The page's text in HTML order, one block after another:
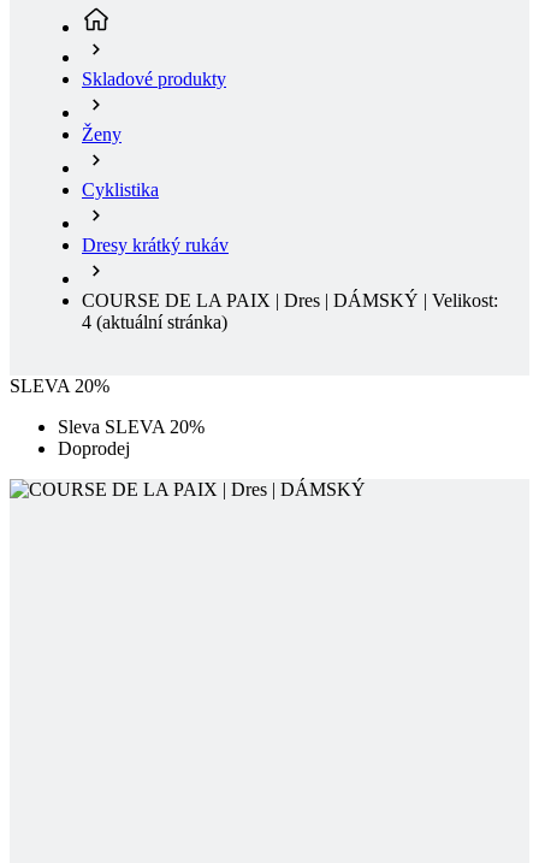
Ženy
Cyklistika
Dresy krátký rukáv
COURSE DE LA PAIX | Dres | DÁMSKÝ | Velikost:
4(aktuální stránka)
SLEVA 20%
Sleva SLEVA 20%